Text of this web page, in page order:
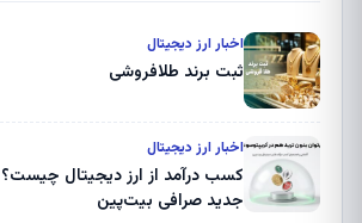
اخبار ارز دیجیتال
ثبت برند طلافروشی
اخبار ارز دیجیتال
کسب درآمد از ارز دیجیتال
جدید صرافی بیت‌پین